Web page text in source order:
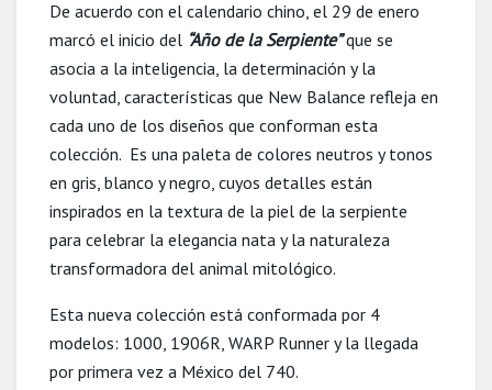
De acuerdo con el calendario chino, el 29 de enero
marcó el inicio del “Año de la Serpiente”que se
asocia a la inteligencia, la determinación y la
voluntad, características que New Balance refleja en
cada uno de los diseños que conforman esta
colección. Es una paleta de colores neutros y tonos
en gris, blanco y negro, cuyos detalles están
inspirados en la textura de la piel de la serpiente
para celebrar la elegancia nata y la naturaleza
transformadora del animal mitológico.
Esta nueva colección está conformada por 4
modelos: 1000, 1906R, WARP Runner y la llegada
por primera vez a México del 740.